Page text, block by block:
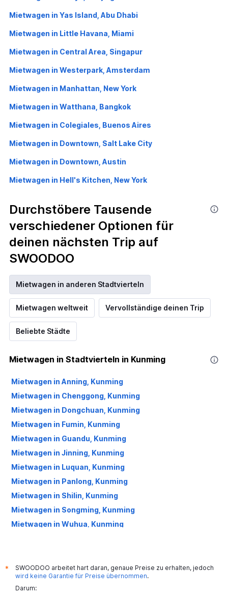
Mietwagen in Yas Island, Abu Dhabi
Mietwagen in Little Havana, Miami
Mietwagen in Central Area, Singapur
Mietwagen in Westerpark, Amsterdam
Mietwagen in Manhattan, New York
Mietwagen in Watthana, Bangkok
Mietwagen in Colegiales, Buenos Aires
Mietwagen in Downtown, Salt Lake City
Mietwagen in Downtown, Austin
Mietwagen in Hell's Kitchen, New York
Durchstöbere Tausende
verschiedener Optionen für
deinen nächsten Trip auf
SWOODOO
Mietwagen in anderen Stadtvierteln
Mietwagen weltweit Vervollständige deinen Trip
Beliebte Städte
Mietwagen in Stadtvierteln in Kunming
Mietwagen in Anning, Kunming
Mietwagen in Chenggong, Kunming
Mietwagen in Dongchuan, Kunming
Mietwagen in Fumin, Kunming
Mietwagen in Guandu, Kunming
Mietwagen in Jinning, Kunming
Mietwagen in Luquan, Kunming
Mietwagen in Panlong, Kunming
Mietwagen in Shilin, Kunming
Mietwagen in Songming, Kunming
Mietwagen in Wuhua, Kunming
*
SWOODOO arbeitet hart daran, genaue Preise zu erhalten, jedoch
wird keine Garantie für Preise übernommen.
Darum: